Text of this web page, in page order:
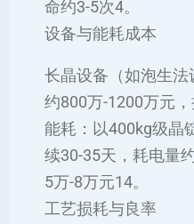
命约3-5次‌4。
‌设备与能耗成本‌
长晶设备（如泡生
约‌800万-1200万元‌，
能耗‌：以400kg级晶
续30-35天，耗电量
5万-8万元‌‌14。
‌工艺损耗与良率‌